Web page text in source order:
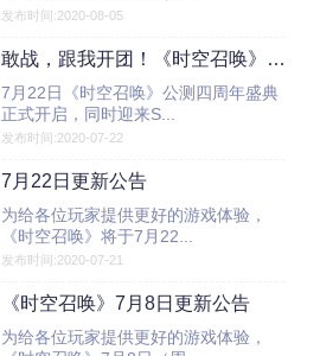
发布时间:2020-08-05
敢战，跟我开团！《时空召唤》四周年盛典，联动英雄八神庵上线
7月22日《时空召唤》公测四周年盛典
正式开启，同时迎来S...
发布时间:2020-07-22
7月22日更新公告
为给各位玩家提供更好的游戏体验，
《时空召唤》将于7月22...
发布时间:2020-07-21
《时空召唤》7月8日更新公告
为给各位玩家提供更好的游戏体验，